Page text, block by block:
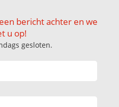
bericht achter en we
u op!
gesloten.